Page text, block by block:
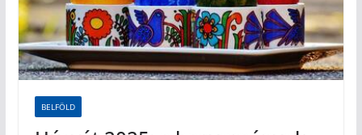
BELFÖLD